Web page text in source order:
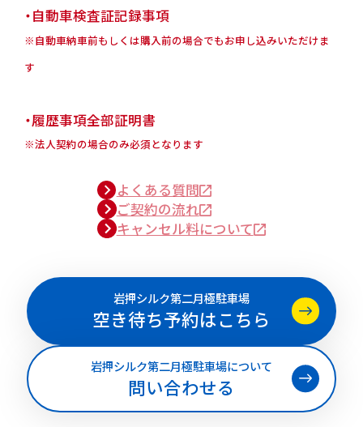
・自動車検査証記録事項
※自動車納車前もしくは購入前の場合でもお申し込みいただけま
す
・履歴事項全部証明書
※法人契約の場合のみ必須となります
よくある質問
ご契約の流れ
キャンセル料について
岩押シルク第二月極駐車場
空き待ち予約はこちら
岩押シルク第二月極駐車場について
問い合わせる